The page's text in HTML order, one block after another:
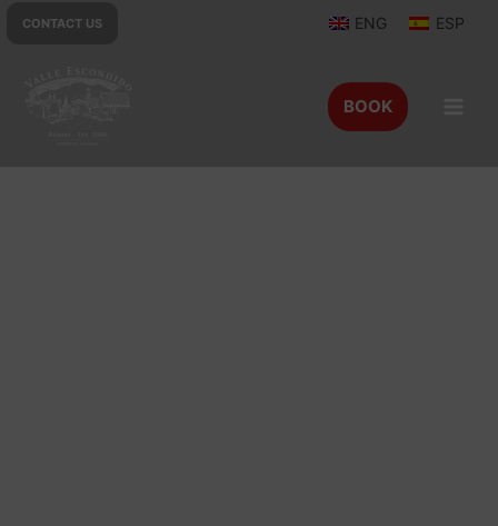
CONTACT US ENG ESP
BOOK